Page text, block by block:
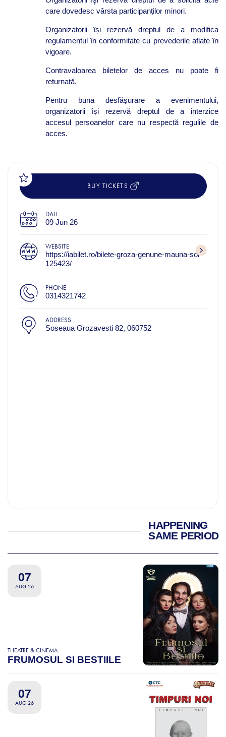
care dovedesc vârsta participanților minori.
Organizatorii își rezervă dreptul de a modifica
regulamentul în conformitate cu prevederile aflate în
vigoare.
Contravaloarea biletelor de acces nu poate fi
returnată.
Pentru buna desfășurare a evenimentului,
organizatorii își rezervă dreptul de a interzice
accesul persoanelor care nu respectă regulile de
acces.
BUY TICKETS
DATE
09 Jun 26
WEBSITE
https://iabilet.ro/bilete-groza-genune-mauna-sol-
125423/
PHONE
0314321742
ADDRESS
Soseaua Grozavesti 82, 060752
HAPPENING
SAME PERIOD
07
AUG 26
THEATRE & CINEMA
FRUMOSUL SI BESTIILE
07
AUG 26